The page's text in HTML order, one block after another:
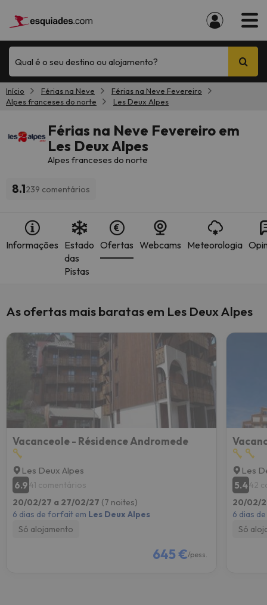
Qual é o seu destino ou alojamento?
Início Férias na Neve
Férias na Neve Fevereiro
Alpes franceses do norte
Les Deux Alpes
Férias na Neve Fevereiro em
Les Deux Alpes
Alpes franceses do norte
8.1239 comentários
Informações Estado
das
Pistas
Ofertas Webcams Meteorologia
As ofertas mais baratas em Les Deux Alpes
Vacanceole - Résidence Andromede
Les Deux Alpes
6.941 comentários
20/02/27 a 27/02/27 (7 noites)
6 dias de forfait em Les Deux Alpes
Só alojamento
645 €/pess.
Les
5.442
20/02/
6 dias
Só